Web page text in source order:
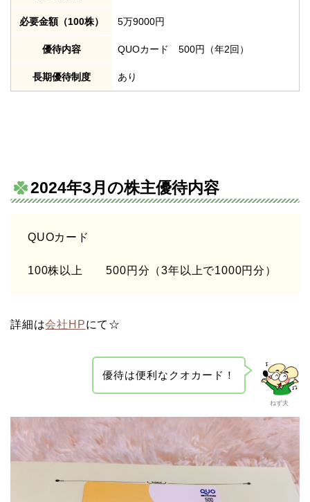
必要金額（100株） 5万9000円
優待内容 QUOカード 500円（年2回）
長期優待制度 あり
2024年3月の株主優待内容
QUOカード
100株以上 500円分（3年以上で1000円分）
詳細は会社HPにて☆
ねず夫
優待は便利なクオカード！